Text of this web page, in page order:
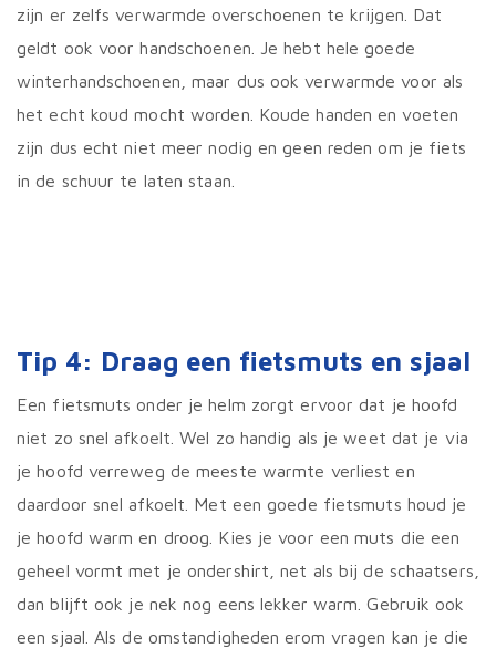
zijn er zelfs verwarmde overschoenen te krijgen. Dat
geldt ook voor handschoenen. Je hebt hele goede
winterhandschoenen, maar dus ook verwarmde voor als
het echt koud mocht worden. Koude handen en voeten
zijn dus echt niet meer nodig en geen reden om je fiets
in de schuur te laten staan.
Tip 4: Draag een fietsmuts en sjaal
Een fietsmuts onder je helm zorgt ervoor dat je hoofd
niet zo snel afkoelt. Wel zo handig als je weet dat je via
je hoofd verreweg de meeste warmte verliest en
daardoor snel afkoelt. Met een goede fietsmuts houd je
je hoofd warm en droog. Kies je voor een muts die een
geheel vormt met je ondershirt, net als bij de schaatsers,
dan blijft ook je nek nog eens lekker warm. Gebruik ook
een sjaal. Als de omstandigheden erom vragen kan je die